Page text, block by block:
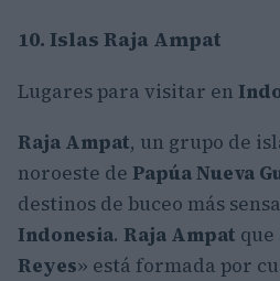
10. Islas Raja Ampat
Lugares para visitar en
Raja Ampat, un grupo de
noroeste de Papúa Nueva
destinos de buceo más
Indonesia. Raja Ampat
Reyes» está formada por